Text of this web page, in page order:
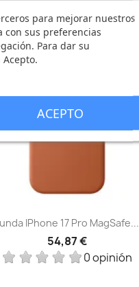
Vista rápida
IPhone 17 Pro MagSafe...
54,87 €
0 opinión
para mejorar nuestros
sus preferencias
Para dar su
ACEPTO